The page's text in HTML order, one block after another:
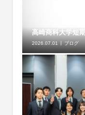
高崎商科大学短
2026.07.01 ブログ